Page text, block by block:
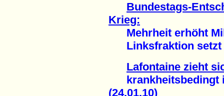
Bundestags-
Krieg:
Mehrheit erhöht
Linksfraktion setzt
Lafontaine zieht
krankheitsbedingt
(24.01.10)